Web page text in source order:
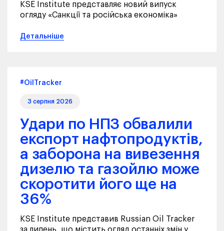
KSE Institute представляє новий випуск
огляду «Санкції та російська економіка»
Детальніше
#OilTracker
3 серпня 2026
Удари по НПЗ обвалили
експорт нафтопродуктів,
а заборона на вивезення
дизелю та газойлю може
скоротити його ще на
36%
KSE Institute представив Russian Oil Tracker